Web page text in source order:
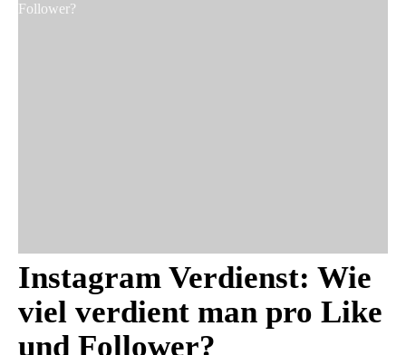
Instagram Verdienst: Wie
viel verdient man pro Like
und Follower?